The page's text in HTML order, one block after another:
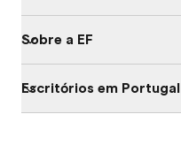
Sobre a EF
Escritórios em Portugal